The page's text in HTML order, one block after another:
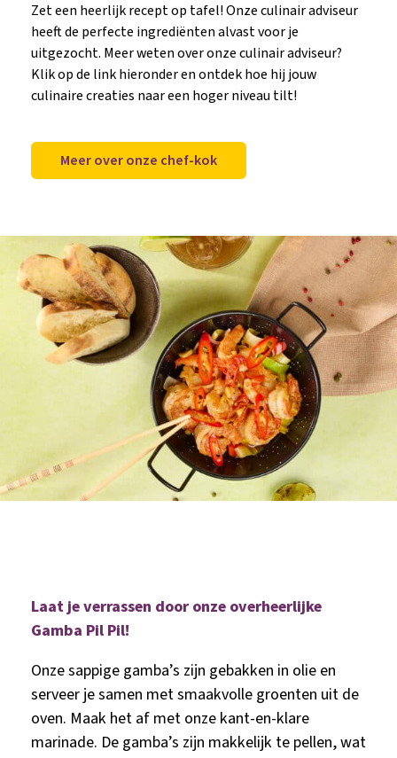
Zet een heerlijk recept op tafel! Onze culinair adviseur
heeft de perfecte ingrediënten alvast voor je
uitgezocht. Meer weten over onze culinair adviseur?
Klik op de link hieronder en ontdek hoe hij jouw
culinaire creaties naar een hoger niveau tilt!
Meer over onze chef-kok
Laat je verrassen door onze overheerlijke
Gamba Pil Pil!
Onze sappige gamba’s zijn gebakken in olie en
serveer je samen met smaakvolle groenten uit de
oven. Maak het af met onze kant-en-klare
marinade. De gamba’s zijn makkelijk te pellen, wat